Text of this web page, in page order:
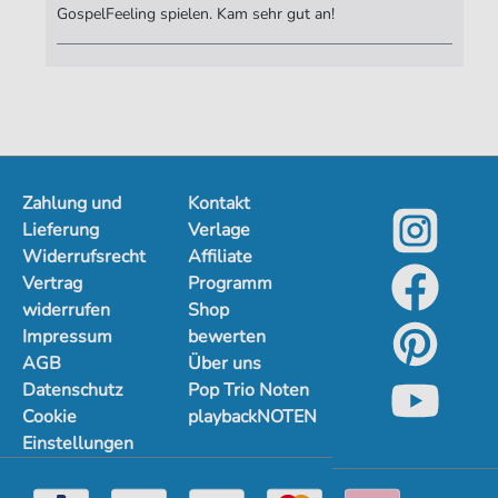
eine Botschaft der Einheit und des Optimismus
verbreitet.
GospelFeeling spielen. Kam sehr gut an!
Zahlung und
Lieferung
Widerrufsrecht
Vertrag
widerrufen
Impressum
AGB
Datenschutz
Cookie
Einstellungen
Kontakt
Verlage
Affiliate
Programm
Shop
bewerten
Über uns
Pop Trio Noten
playbackNOTEN